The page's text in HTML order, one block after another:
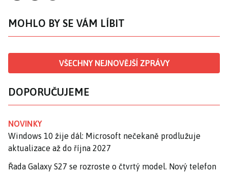
MOHLO BY SE VÁM LÍBIT
VŠECHNY NEJNOVĚJŠÍ ZPRÁVY
DOPORUČUJEME
NOVINKY
Windows 10 žije dál: Microsoft nečekaně prodlužuje
aktualizace až do října 2027
Řada Galaxy S27 se rozroste o čtvrtý model. Nový telefon